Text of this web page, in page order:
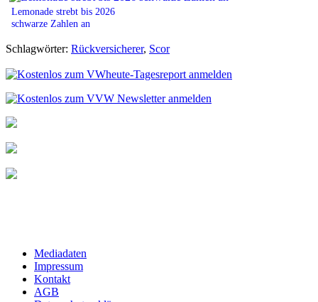
Lemonade strebt bis 2026
schwarze Zahlen an
Schlagwörter: Rückversicherer, Scor
Mediadaten
Impressum
Kontakt
AGB